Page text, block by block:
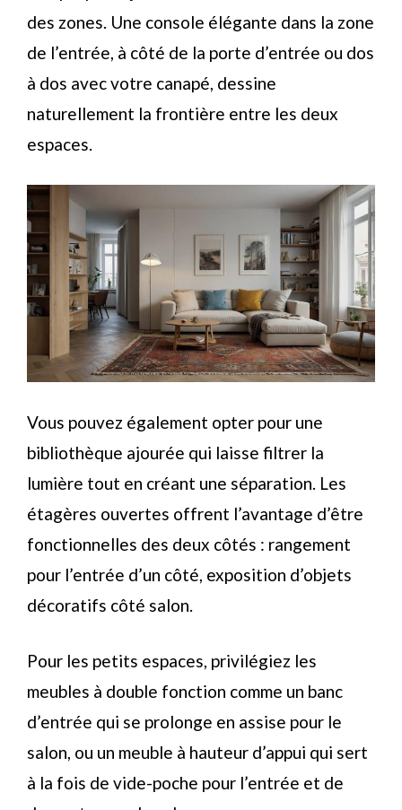
des zones. Une console élégante dans la zone
de l’entrée, à côté de la porte d’entrée ou dos
à dos avec votre canapé, dessine
naturellement la frontière entre les deux
espaces.
Vous pouvez également opter pour une
bibliothèque ajourée qui laisse filtrer la
lumière tout en créant une séparation. Les
étagères ouvertes offrent l’avantage d’être
fonctionnelles des deux côtés : rangement
pour l’entrée d’un côté, exposition d’objets
décoratifs côté salon.
Pour les petits espaces, privilégiez les
meubles à double fonction comme un banc
d’entrée qui se prolonge en assise pour le
salon, ou un meuble à hauteur d’appui qui sert
à la fois de vide-poche pour l’entrée et de